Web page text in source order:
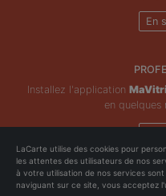
En
Installez l'application
en quelques
Copyright © ZeMAP
LaCarte utilise des cookies pour
les attentes des utilisateurs de nos
à votre utilisation de nos services sont
naviguant sur ce site, vous acceptez